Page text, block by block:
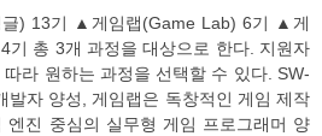
) 13기 ▲게임랩(Game Lab) 6기 ▲게
기 총 3개 과정을 대상으로 한다. 지원자
라 원하는 과정을 선택할 수 있다. SW-
발자 양성, 게임랩은 독창적인 게임 제작
엔진 중심의 실무형 게임 프로그래머 양